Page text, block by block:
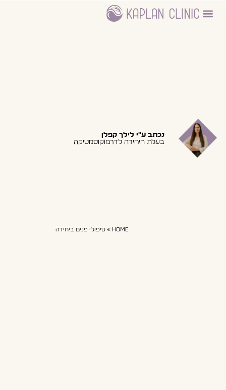
Home
» טיפולי פנים ביחידה
נכתב ע"י לילך קפלן
בעלת היחידה לדרמוקוסמטיקה